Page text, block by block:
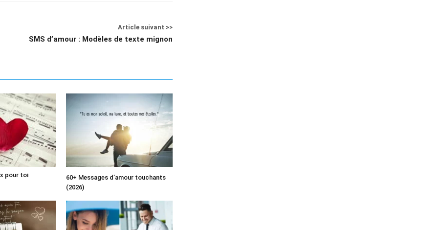
Article suivant >>
SMS d’amour : Modèles de texte mignon
pour toi
60+ Messages d’amour touchants
(2026)